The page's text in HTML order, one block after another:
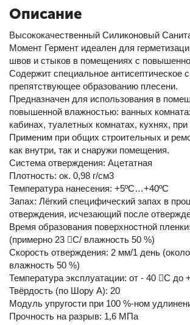
Описание
Высококачественный Силиконовый
Момент Гермент идеален для
швов и стыков в помещениях с
Содержит специальное антисептическое
препятствующее образованию плесени.
Предназначен для использования в
повышенной влажностью: ванных
кабинах, туалетных комнатах, кухнях, при
Применим при общих строительных и
как внутри, так и снаружи помещения.
Система отверждения: Ацетатная
Плотность: ок. 0,98 г/см3
Температура нанесения: +5ºC…+40ºC
Запах: Лёгкий специфический запах в
отверждения, исчезающий после
Время образования поверхностной
(примерно 23 C/ влажность 50 %)
Скорость отверждения: 2 мм/1 день
влажность 50 %)
Температура эксплуатации: от - 40 C до
Твёрдость (по Шору A): 20
Модуль упругости при 100 %-ном
Прочность на разрыв: 1,6 MПa